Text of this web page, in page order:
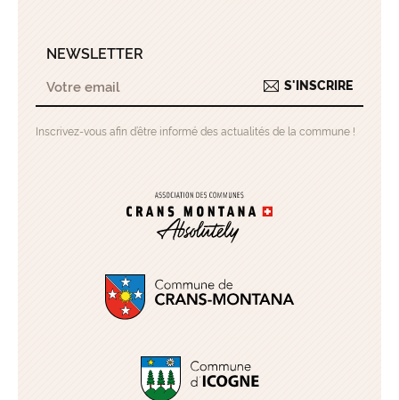
NEWSLETTER
S'INSCRIRE
Inscrivez-vous afin d’être informé des actualités de la commune !